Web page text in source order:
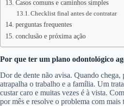
Casos comuns e caminhos simples
Checklist final antes de contratar
perguntas frequentes
conclusão e próxima ação
Por que ter um plano odontológico
Dor de dente não avisa. Quando chega,
atrapalha o trabalho e a família. Um
custar caro e muitas vezes é à vista.
por mês e resolve o problema com mais